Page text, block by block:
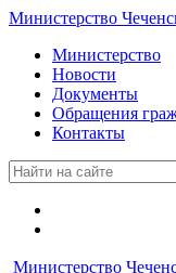
Министерство
Министерство
Новости
Документы
Обращения
Контакты
Министерство